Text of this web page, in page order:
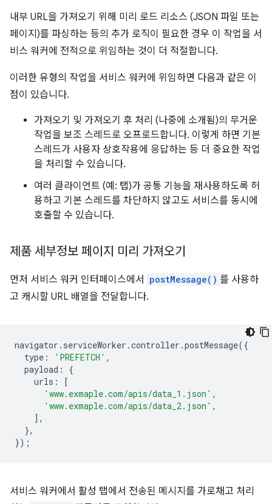
내부 URL을 가져오기 위해 미리 로드 리소스 (JSON 파일 또는
페이지)를 파싱하는 등의 추가 로직이 필요한 경우 이 작업을 서
비스 워커에 전적으로 위임하는 것이 더 적절합니다.
이러한 유형의 작업을 서비스 워커에 위임하면 다음과 같은 이
점이 있습니다.
가져오기 및 가져오기 후 처리 (나중에 소개됨)의 무거운
작업을 보조 스레드로 오프로드합니다. 이렇게 하면 기본
스레드가 사용자 상호작용에 응답하는 등 더 중요한 작업
을 처리할 수 있습니다.
여러 클라이언트 (예: 탭)가 공통 기능을 재사용하도록 허
용하고 기본 스레드를 차단하지 않고도 서비스를 동시에
호출할 수 있습니다.
제품 세부정보 페이지 미리 가져오기
먼저 서비스 워커 인터페이스에서 postMessage() 를 사용하
고 캐시할 URL 배열을 전달합니다.
navigator . serviceWorker .controller .postMessage({
type : 'PREFETCH' ,
payload :
{
urls :
[
'www.exmaple.com/apis/data_1.json' ,
'www.exmaple.com/apis/data_2.json' ,
],
},
});
서비스 워커에서 활성 탭에서 전송된 메시지를 가로채고 처리